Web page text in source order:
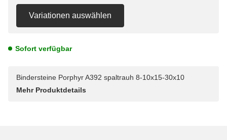
Variationen auswählen
Sofort verfügbar
Bindersteine Porphyr A392 spaltrauh 8-10x15-30x10
Mehr Produktdetails